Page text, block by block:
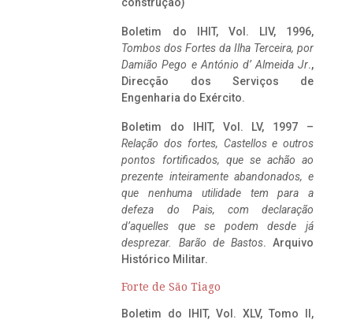
Boletim do IHIT, Vol. LIV, 1996,
Tombos dos Fortes da Ilha Terceira, por
Damião Pego e António d’ Almeida Jr.,
Direcção dos Serviços de
Engenharia do Exército.
Boletim do IHIT, Vol. LV, 1997 –
Relação dos fortes, Castellos e outros
pontos fortificados, que se achão ao
prezente inteiramente abandonados, e
que nenhuma utilidade tem para a
defeza do Pais, com declaração
d’aquelles que se podem desde já
desprezar. Barão de Bastos. Arquivo
Histórico Militar.
Forte de São Tiago
Boletim do IHIT, Vol. XLV, Tomo II,